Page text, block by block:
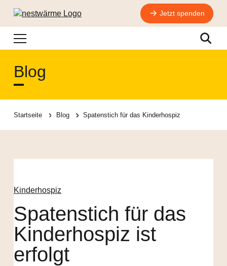
Jetzt spenden
Navigation Suche
Blog
Startseite Blog Spatenstich für das Kinderhospiz
Kinderhospiz
Spatenstich für das
Kinderhospiz ist
erfolgt